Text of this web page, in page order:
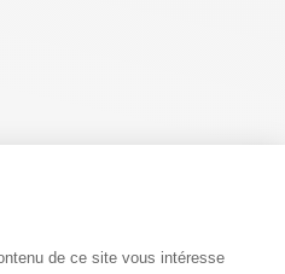
de ce site vous intéresse